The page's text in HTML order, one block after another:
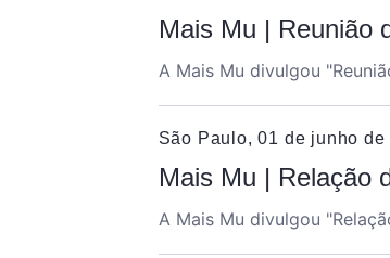
Mais Mu | Reunião
A Mais Mu divulgou "
São Paulo, 01 de junho de
Mais Mu | Relação
A Mais Mu divulgou "